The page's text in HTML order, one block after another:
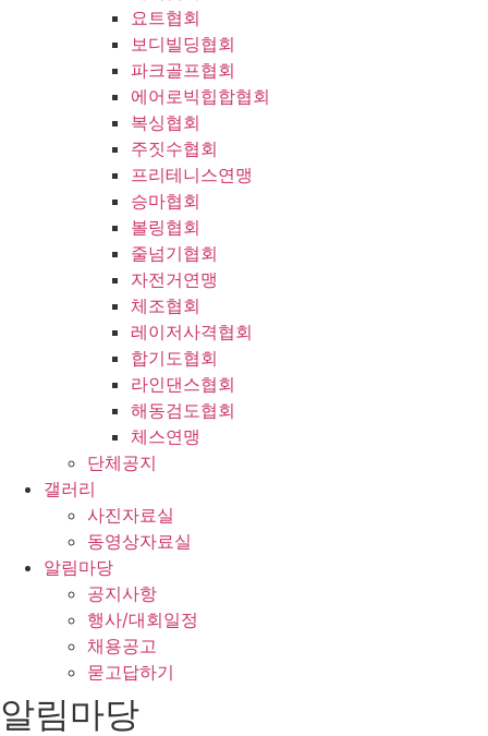
요트협회
보디빌딩협회
파크골프협회
에어로빅힙합협회
복싱협회
주짓수협회
프리테니스연맹
승마협회
볼링협회
줄넘기협회
자전거연맹
체조협회
레이저사격협회
합기도협회
라인댄스협회
해동검도협회
체스연맹
단체공지
갤러리
사진자료실
동영상자료실
알림마당
공지사항
행사/대회일정
채용공고
묻고답하기
알림마당